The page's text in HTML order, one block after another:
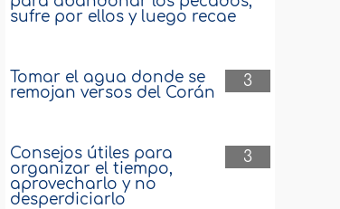
sufre por ellos y luego recae
3
Tomar el agua donde se
remojan versos del Corán
3
Consejos útiles para
organizar el tiempo,
aprovecharlo y no
desperdiciarlo